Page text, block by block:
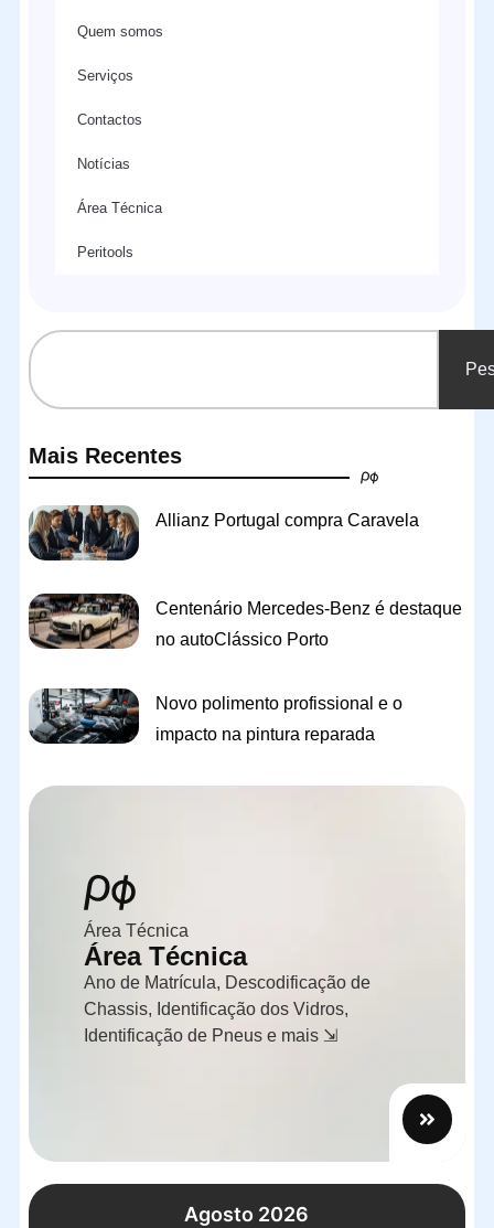
Quem somos
Serviços
Contactos
Notícias
Área Técnica
Peritools
Mais Recentes
Allianz Portugal compra Caravela
Centenário Mercedes-Benz é destaque
no autoClássico Porto
Novo polimento profissional e o
impacto na pintura reparada
Área Técnica
Área Técnica
Ano de Matrícula, Descodificação de
Chassis, Identificação dos Vidros,
Identificação de Pneus e mais ⇲
Agosto 2026